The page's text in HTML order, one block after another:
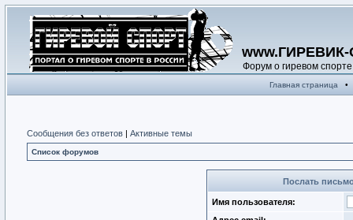
Форум о гиревом спорте
Главная страница •
Сообщения без ответов | Активные темы
Список форумов
Послать
Имя пользователя: